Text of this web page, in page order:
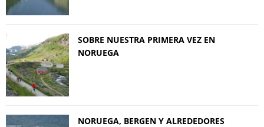
SOBRE NUESTRA PRIMERA VEZ EN
NORUEGA
NORUEGA, BERGEN Y ALREDEDORES